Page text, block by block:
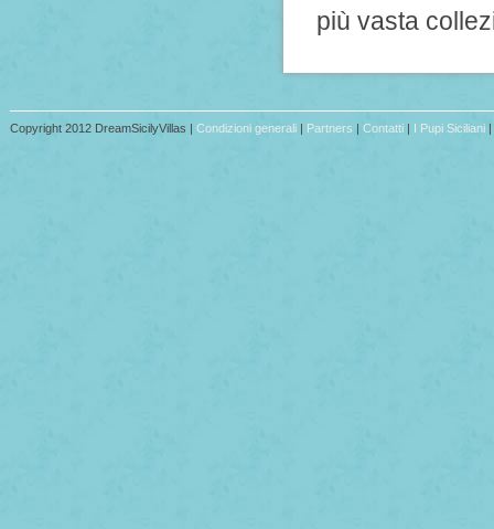
più vasta
Copyright 2012 DreamSicilyVillas | Condizioni generali| Partners | Contatti| I Pupi Siciliani|